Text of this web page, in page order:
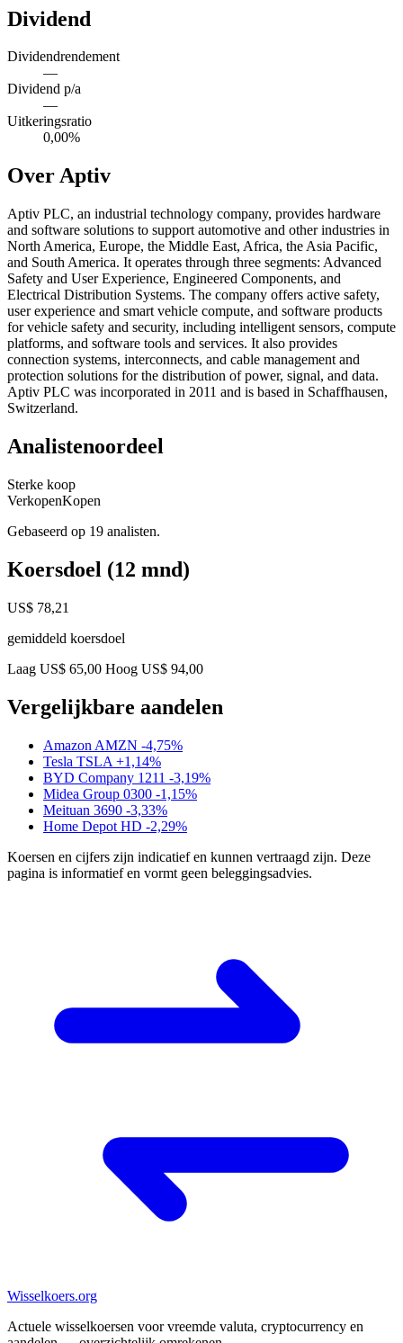
Dividend
Dividendrendement
—
Dividend p/a
—
Uitkeringsratio
0,00%
Over Aptiv
Aptiv PLC, an industrial technology company, provides hardware
and software solutions to support automotive and other industries in
North America, Europe, the Middle East, Africa, the Asia Pacific,
and South America. It operates through three segments: Advanced
Safety and User Experience, Engineered Components, and
Electrical Distribution Systems. The company offers active safety,
user experience and smart vehicle compute, and software products
for vehicle safety and security, including intelligent sensors, compute
platforms, and software tools and services. It also provides
connection systems, interconnects, and cable management and
protection solutions for the distribution of power, signal, and data.
Aptiv PLC was incorporated in 2011 and is based in Schaffhausen,
Switzerland.
Analistenoordeel
Sterke koop
VerkopenKopen
Gebaseerd op 19 analisten.
Koersdoel (12 mnd)
US$ 78,21
gemiddeld koersdoel
Laag US$ 65,00 Hoog US$ 94,00
Vergelijkbare aandelen
Amazon AMZN -4,75%
Tesla TSLA +1,14%
BYD Company 1211 -3,19%
Midea Group 0300 -1,15%
Meituan 3690 -3,33%
Home Depot HD -2,29%
Koersen en cijfers zijn indicatief en kunnen vertraagd zijn. Deze
pagina is informatief en vormt geen beleggingsadvies.
Wisselkoers.org
Actuele wisselkoersen voor vreemde valuta, cryptocurrency en